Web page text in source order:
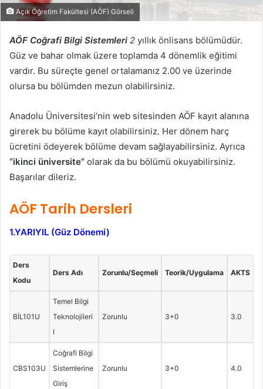
Açık Öğretim Fakültesi (AÖF) Görseli
AÖF Coğrafi Bilgi Sistemleri 2 yıllık önlisans bölümüdür.
Güz ve bahar olmak üzere toplamda 4 dönemlik eğitimi
vardır. Bu süreçte genel ortalamanız 2.00 ve üzerinde
olursa bu bölümden mezun olabilirsiniz.
Anadolu Üniversitesi’nin web sitesinden AÖF kayıt alanına
girerek bu bölüme kayıt olabilirsiniz. Her dönem harç
ücretini ödeyerek bölüme devam sağlayabilirsiniz. Ayrıca
“ikinci üniversite” olarak da bu bölümü okuyabilirsiniz.
Başarılar dileriz.
AÖF Tarih Dersleri
1.YARIYIL (Güz Dönemi)
Ders
Kodu
Ders Adı Zorunlu/Seçmeli Teorik/Uygulama AKTS
BİL101U
Temel Bilgi
Teknolojileri
I
Zorunlu 3+0 3.0
CBS103U
Coğrafi Bilgi
Sistemlerine
Giriş
Zorunlu 3+0 4.0